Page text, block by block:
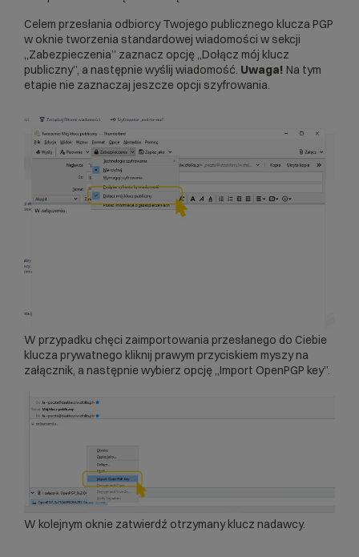
Celem przesłania odbiorcy Twojego publicznego klucza PGP
w oknie tworzenia standardowej wiadomości w sekcji
„Zabezpieczenia” zaznacz opcję „Dołącz mój klucz
publiczny”, a następnie wyślij wiadomość. Uwaga! Na tym
etapie nie zaznaczaj jeszcze opcji szyfrowania.
W przypadku chęci zaimportowania przesłanego do Ciebie
klucza prywatnego kliknij prawym przyciskiem myszy na
załącznik, a następnie wybierz opcję „Import OpenPGP key”.
W kolejnym oknie zatwierdź otrzymany klucz nadawcy.